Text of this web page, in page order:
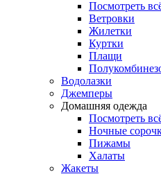
Посмотреть
Ветровки
Жилетки
Куртки
Плащи
Водолазки
Джемперы
Домашняя одежда
Посмотреть
Ночные
Пижамы
Халаты
Жакеты